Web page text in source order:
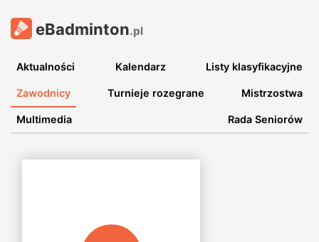
eBadminton.pl
Aktualności Kalendarz Listy klasyfikacyjne
Zawodnicy Turnieje rozegrane Mistrzostwa
Multimedia Rada Seniorów